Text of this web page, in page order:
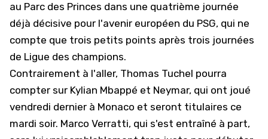
au Parc des Princes dans une quatrième journée
déjà décisive pour l'avenir européen du PSG, qui ne
compte que trois petits points après trois journées
de Ligue des champions.
Contrairement à l'aller, Thomas Tuchel pourra
compter sur Kylian Mbappé et Neymar, qui ont joué
vendredi dernier à Monaco et seront titulaires ce
mardi soir. Marco Verratti, qui s'est entraîné à part,